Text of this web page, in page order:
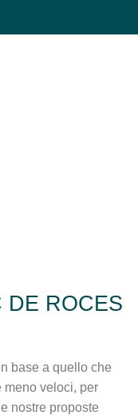
DE ROCES
base a quello che
meno veloci, per
nostre proposte